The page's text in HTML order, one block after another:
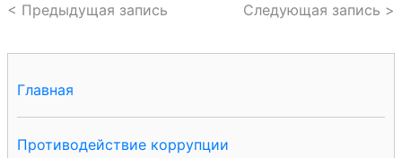
Главная
Противодействие коррупции
< Предыдущая запись Следующая запись >